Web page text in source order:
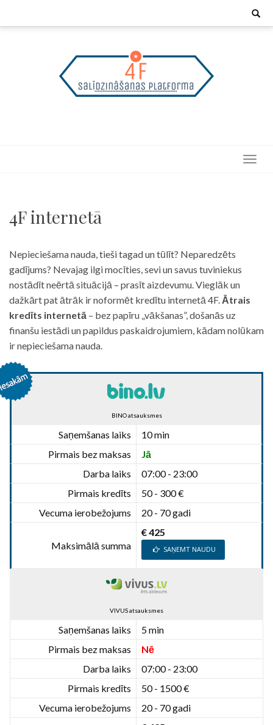
Search
4F internetā
Nepieciešama nauda, tieši tagad un tūlīt? Neparedzēts
gadījums? Nevajag ilgi mocīties, sevi un savus tuviniekus
nostādīt neērtā situācijā – prasīt aizdevumu. Vieglāk un
dažkārt pat ātrāk ir noformēt kredītu internetā 4F. Ātrais
kredīts internetā – bez papīru „vākšanas”, došanās uz
finanšu iestādi un papildus paskaidrojumiem, kādam nolūkam
ir nepieciešama nauda.
BINO atsauksmes
Saņemšanas laiks
10 min
Pirmais bez maksas
Jā
Darba laiks
07:00 - 23:00
Pirmais kredīts
50 - 300 €
Vecuma ierobežojums
20 - 70 gadi
Maksimālā summa
€ 425
SAŅEMT NAUDU
VIVUS atsauksmes
Saņemšanas laiks
5 min
Pirmais bez maksas
Nē
Darba laiks
07:00 - 23:00
Pirmais kredīts
50 - 1500 €
Vecuma ierobežojums
20 - 70 gadi